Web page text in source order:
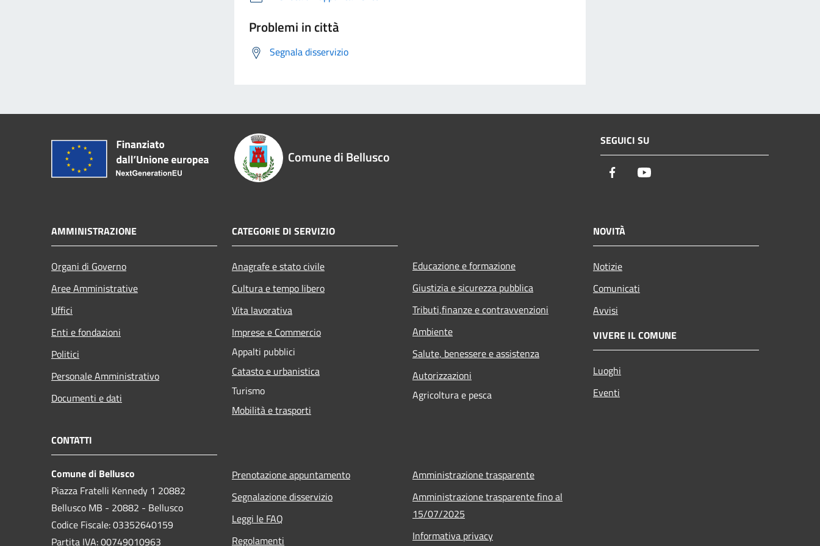
Problemi in città
Segnala disservizio
Comune di Bellusco
SEGUICI SU
Facebook
AMMINISTRAZIONE
Organi di Governo
Aree Amministrative
Uffici
Enti e fondazioni
Politici
Personale Amministrativo
Documenti e dati
CATEGORIE DI SERVIZIO
Anagrafe e stato civile
Cultura e tempo libero
Vita lavorativa
Imprese e Commercio
Appalti pubblici
Catasto e urbanistica
Turismo
Mobilità e trasporti
Educazione e formazione
Giustizia e sicurezza pubblica
Tributi,finanze e contravvenzioni
Ambiente
Salute, benessere e assistenza
Autorizzazioni
Agricoltura e pesca
NOVITÀ
Notizie
Comunicati
Avvisi
VIVERE IL COMUNE
Luoghi
Eventi
CONTATTI
Comune di Bellusco
Piazza Fratelli Kennedy 1 20882
Bellusco MB - 20882 - Bellusco
Codice Fiscale: 03352640159
Partita IVA: 00749010963
Prenotazione appuntamento
Segnalazione disservizio
Leggi le FAQ
Regolamenti
Amministrazione trasparente
Amministrazione trasparente fino al
15/07/2025
Informativa privacy